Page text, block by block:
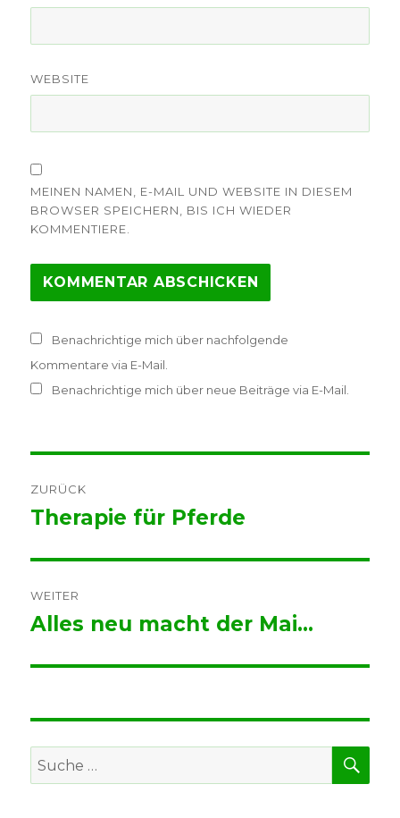
WEBSITE
MEINEN NAMEN, E-MAIL UND WEBSITE IN DIESEM
BROWSER SPEICHERN, BIS ICH WIEDER
KOMMENTIERE.
Benachrichtige mich über nachfolgende
Kommentare via E-Mail.
Benachrichtige mich über neue Beiträge via E-Mail.
Navigation
ZURÜCK
Vorheriger
Therapie für Pferde
WEITER
Nächster
Alles neu macht der Mai…
Suche
nach: